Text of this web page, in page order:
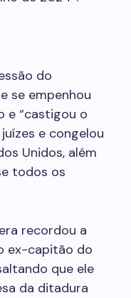
do
se empenhou
e “castigou o
e congelou
Unidos, além
todos os
recordou a
ex-capitão do
que ele
da ditadura